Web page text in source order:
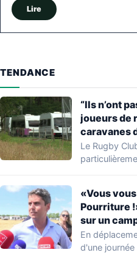
Lire
TENDANCE
“Ils n’ont
joueurs de
caravanes
s’installer
délogent
Le Rugby
«Vous
Pourriture
sur un
du voyage
En
d'une